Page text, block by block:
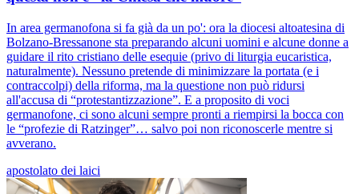
In area germanofona si fa già da un po': ora la diocesi altoatesina di
Bolzano-Bressanone sta preparando alcuni uomini e alcune donne a
guidare il rito cristiano delle esequie (privo di liturgia eucaristica,
naturalmente). Nessuno pretende di minimizzare la portata (e i
contraccolpi) della riforma, ma la questione non può ridursi
all'accusa di “protestantizzazione”. E a proposito di voci
germanofone, ci sono alcuni sempre pronti a riempirsi la bocca con
le “profezie di Ratzinger”… salvo poi non riconoscerle mentre si
avverano.
apostolato dei laici